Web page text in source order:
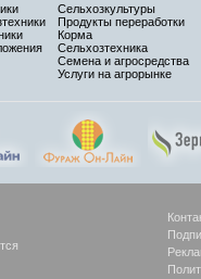
Сельхозкультуры
Продукты переработки
Корма
Сельхозтехника
Семена и агросредства
Услуги на агрорынке